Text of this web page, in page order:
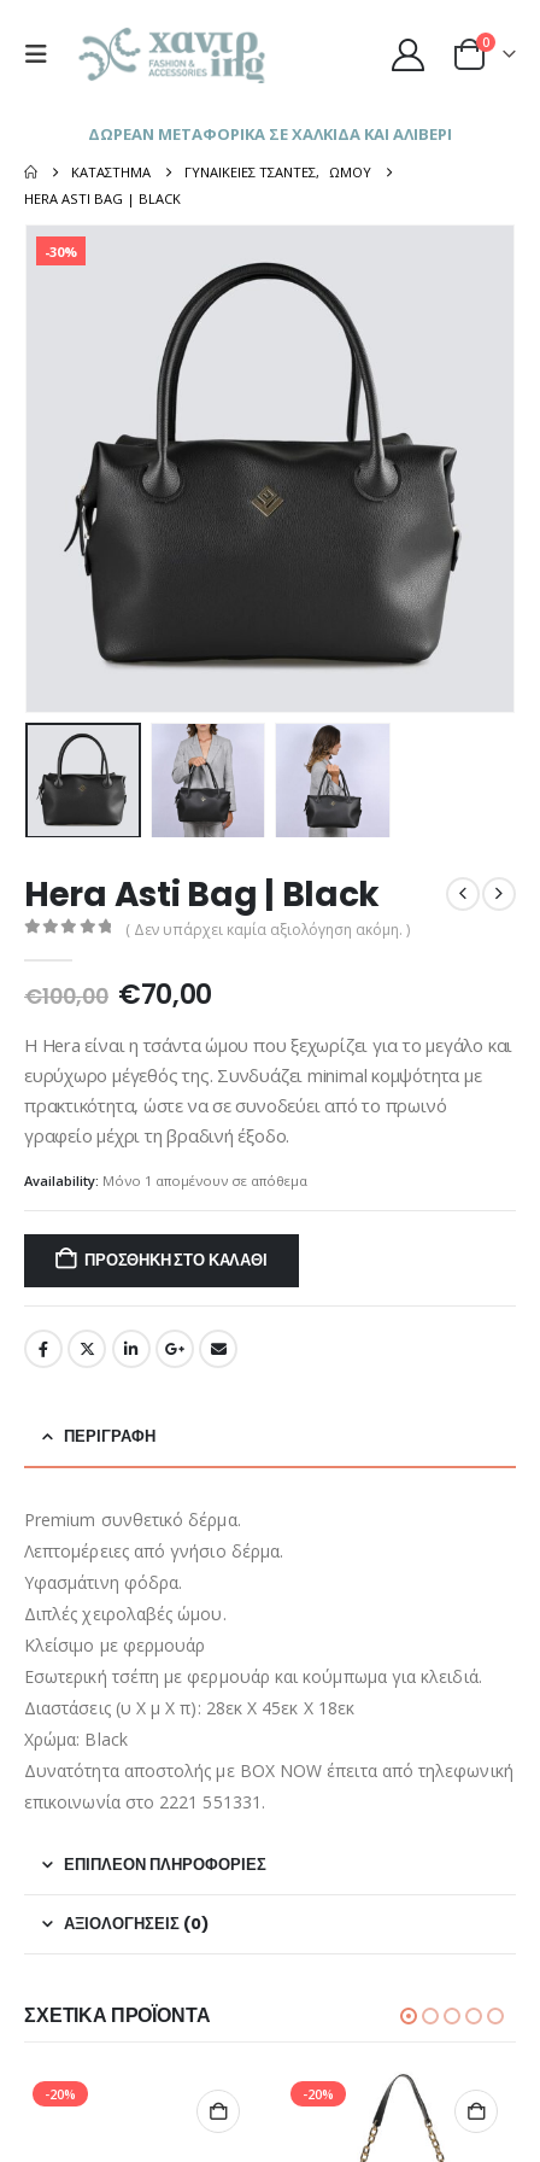
0
ΔΩΡΕΑΝ ΜΕΤΑΦΟΡΙΚΑ ΣΕ ΧΑΛΚΙΔΑ ΚΑΙ ΑΛΙΒΕΡΙ
ΚΑΤΆΣΤΗΜΑ ΓΥΝΑΙΚΕΊΕΣ ΤΣΆΝΤΕΣ,
ΏΜΟΥ
HERA ASTI BAG | BLACK
-30%
Hera Asti Bag | Black
( Δεν υπάρχει καμία αξιολόγηση ακόμη. )
€100,00 Original
price
was:
€100,00.
€70,00Η
τιμή
είναι:
€70,00.
Η Hera είναι η τσάντα ώμου που ξεχωρίζει για το μεγάλο και
ευρύχωρο μέγεθός της. Συνδυάζει minimal κομψότητα με
πρακτικότητα, ώστε να σε συνοδεύει από το πρωινό
γραφείο μέχρι τη βραδινή έξοδο.
Availability: Μόνο 1 απομένουν σε απόθεμα
ΠΡΟΣΘΉΚΗ ΣΤΟ ΚΑΛΆΘΙ
ΠΕΡΙΓΡΑΦΉ
Premium συνθετικό δέρμα.
Λεπτομέρειες από γνήσιο δέρμα.
Υφασμάτινη φόδρα.
Διπλές χειρολαβές ώμου.
Κλείσιμο με φερμουάρ
Εσωτερική τσέπη με φερμουάρ και κούμπωμα για κλειδιά.
Διαστάσεις (υ Χ μ Χ π): 28εκ Χ 45εκ Χ 18εκ
Χρώμα: Black
Δυνατότητα αποστολής με BOX NOW έπειτα από τηλεφωνική
επικοινωνία στο 2221 551331.
ΕΠΙΠΛΈΟΝ ΠΛΗΡΟΦΟΡΊΕΣ
ΑΞΙΟΛΟΓΉΣΕΙΣ (0)
ΣΧΕΤΙΚΆ ΠΡΟΪΌΝΤΑ
-20% -20%